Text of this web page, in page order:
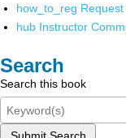
how_to_reg
hub Instructor
Search
Search this book
Submit Search